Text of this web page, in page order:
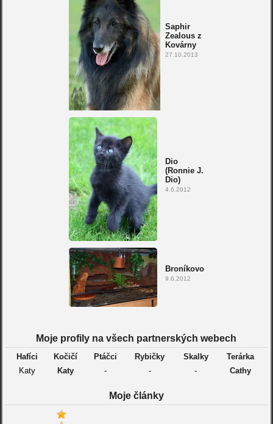
Saphir
Zealous z
Kovárny
27.10.2013
Dio
(Ronnie J.
Dio)
4.6.2012
Broníkovo
9.6.2012
Moje profily na všech partnerských webech
Hafíci Kočičí Ptáčci Rybičky Skalky
Terárka
Katy
Katy - - - Cathy
Moje články